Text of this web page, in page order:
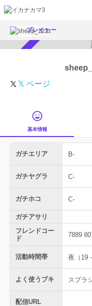
プレイヤー
𝕏 ページ
基本情報
ガチエリア B-
ガチヤグラ C-
ガチホコ C-
ガチアサリ
フレンドコー
ド
7889
活動時間帯 夜（19 -
よく使うブキ スプラ
配信URL